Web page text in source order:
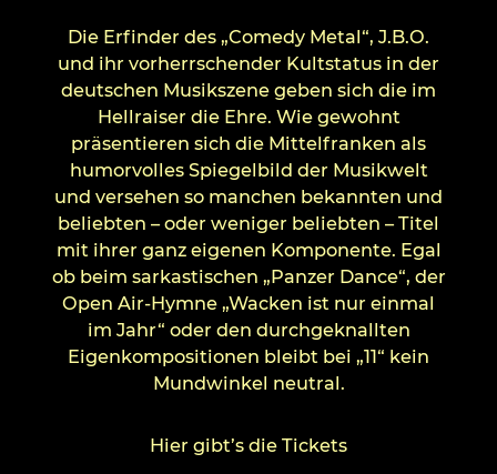
Die Erfinder des „Comedy Metal“, J.B.O.
und ihr vorherrschender Kultstatus in der
deutschen Musikszene geben sich die im
Hellraiser die Ehre. Wie gewohnt
präsentieren sich die Mittelfranken als
humorvolles Spiegelbild der Musikwelt
und versehen so manchen bekannten und
beliebten – oder weniger beliebten – Titel
mit ihrer ganz eigenen Komponente. Egal
ob beim sarkastischen „Panzer Dance“, der
Open Air-Hymne „Wacken ist nur einmal
im Jahr“ oder den durchgeknallten
Eigenkompositionen bleibt bei „11“ kein
Mundwinkel neutral.
Hier gibt’s die Tickets